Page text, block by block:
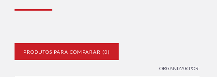
PRODUTOS PARA COMPARAR (0)
ORGANIZAR POR: